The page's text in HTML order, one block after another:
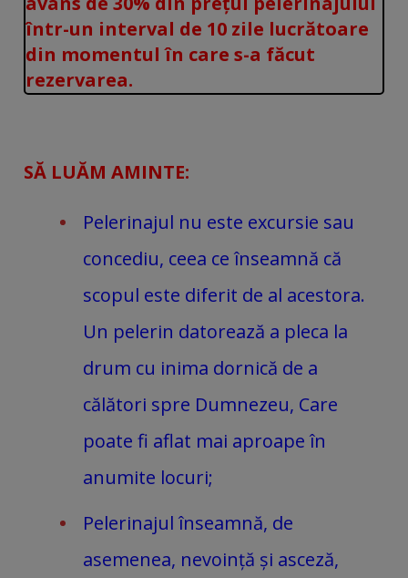
într-un interval de 10 zile lucrătoare
din momentul în care s-a făcut
rezervarea.
SĂ LUĂM AMINTE:
Pelerinajul nu este excursie sau
concediu, ceea ce înseamnă că
scopul este diferit de al acestora.
Un pelerin datorează a pleca la
drum cu inima dornică de a
călători spre Dumnezeu, Care
poate fi aflat mai aproape în
anumite locuri;
Pelerinajul înseamnă, de
asemenea, nevoință și asceză,